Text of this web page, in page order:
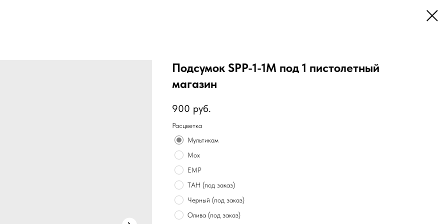
Подсумок SPP-1-1M под 1 пистолетный
магазин
900 руб.
Расцветка
Мультикам
Мох
ЕМР
ТАН (под заказ)
Черный (под заказ)
Олива (под заказ)